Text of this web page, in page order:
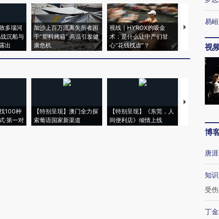
多瑙河
沉船与
出
加沙上百万流离失所者困
于“塑料烤箱” 高温引发健
康危机
视线｜HYROX的吸金
术：是什么让中产们甘
心“花钱找虐”？
马航飞行员
粒摇头丸
100种
·第一对
【特别呈现】澳门全力探
索葡语国家新渠道
【特别呈现】《东莞，人
间便利店》倾情上线
【推广】走
易峘
视
博
唐涯
知
受伤
丁